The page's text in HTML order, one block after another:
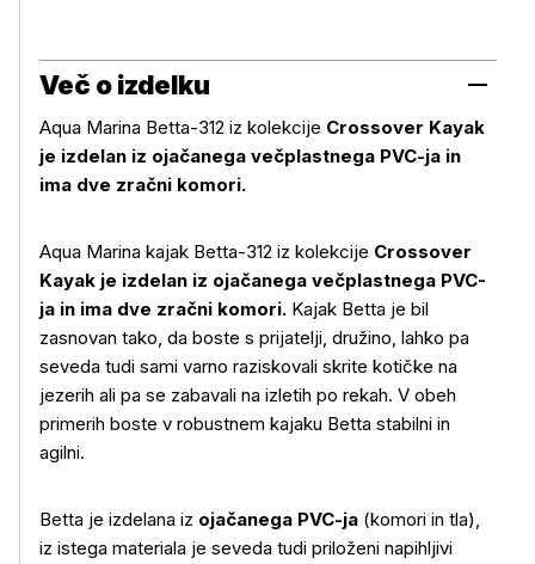
Več o izdelku
Aqua Marina Betta-312 iz kolekcije Crossover Kayak
je izdelan iz ojačanega večplastnega PVC-ja in
ima dve zračni komori.
Aqua Marina kajak Betta-312 iz kolekcije Crossover
Kayak je izdelan iz ojačanega večplastnega PVC-
ja in ima dve zračni komori. Kajak Betta je bil
zasnovan tako, da boste s prijatelji, družino, lahko pa
seveda tudi sami varno raziskovali skrite kotičke na
jezerih ali pa se zabavali na izletih po rekah. V obeh
primerih boste v robustnem kajaku Betta stabilni in
agilni.
Betta je izdelana iz ojačanega PVC-ja (komori in tla),
iz istega materiala je seveda tudi priloženi napihljivi